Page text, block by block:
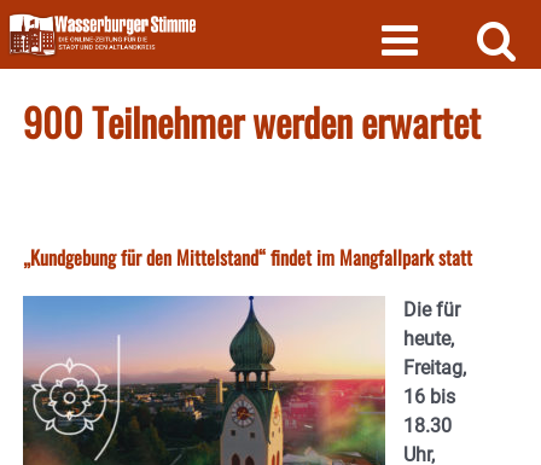
Skip
to
content
900 Teilnehmer werden erwartet
„Kundgebung für den Mittelstand“ findet im Mangfallpark statt
Die für
heute,
Freitag,
16 bis
18.30
Uhr,